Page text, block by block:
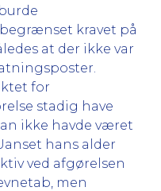
kravet på
at der ikke var
for
stadig have
ikke havde været
hans alder
ved afgørelsen
men